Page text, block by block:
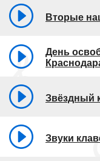
Вторые
День
Звёздный
Звуки